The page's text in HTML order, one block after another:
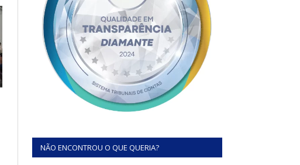
NÃO ENCONTROU O QUE QUERIA?